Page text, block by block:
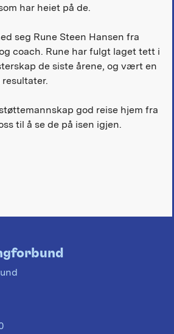
har heiet på de.
seg Rune Steen Hansen fra
coach. Rune har fulgt laget tett i
de siste årene, og vært en
god reise hjem fra
til å se de på isen igjen.